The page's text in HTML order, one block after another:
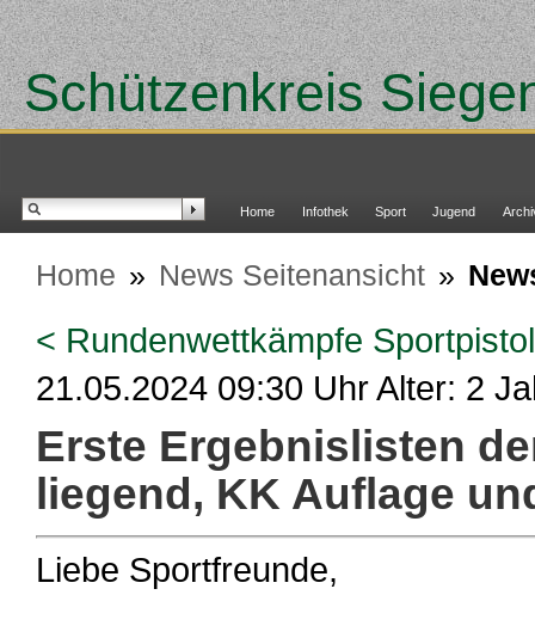
Schützenkreis
Home Infothek Sport Jugend
Home » News Seitenansicht »
< Rundenwettkämpfe
21.05.2024 09:30 Uhr Alter: 2
Erste Ergebnislisten
liegend, KK Auflage
Liebe Sportfreunde,